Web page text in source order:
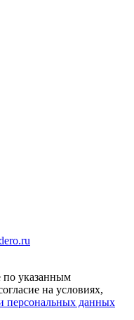
по указанным
на условиях,
персональных данных